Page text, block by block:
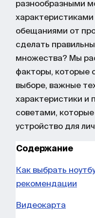
режима (две
возможность
Процессор
выбор: Intel
поколения)
(серий
количеством
технологий
Накопитель
(лучше — 1
HDD лучше
обзоры,
и проверяйте
подобрать
разнообразными
обещаниями от
сделать
множества? Мы
факторы, которые
выборе, важные
характеристики и
советами,
устройство для
Содержание
Как выбрать
рекомендации
Видеокарта